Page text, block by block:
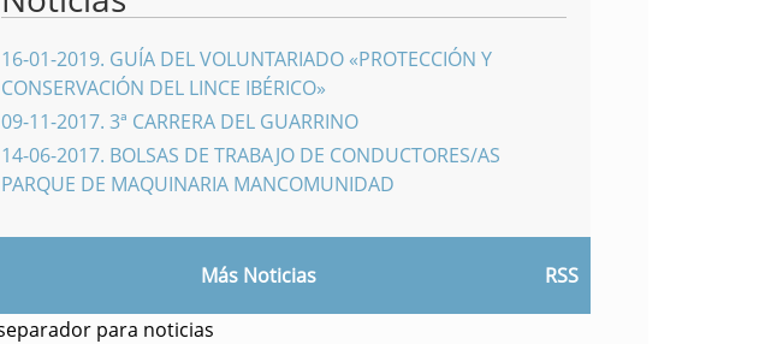
16-01-2019. GUÍA DEL VOLUNTARIADO «PROTECCIÓN Y
CONSERVACIÓN DEL LINCE IBÉRICO»
09-11-2017. 3ª CARRERA DEL GUARRINO
14-06-2017. BOLSAS DE TRABAJO DE CONDUCTORES/AS
PARQUE DE MAQUINARIA MANCOMUNIDAD
Más Noticias RSS